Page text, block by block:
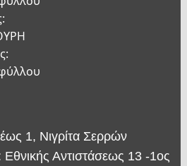
1, Νιγρίτα Σερρών
Αντιστάσεως 13 -1ος